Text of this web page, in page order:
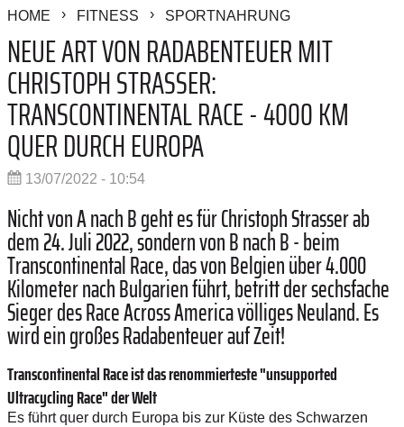
HOME FITNESS SPORTNAHRUNG
NEUE ART VON RADABENTEUER MIT
CHRISTOPH STRASSER:
TRANSCONTINENTAL RACE - 4000 KM
QUER DURCH EUROPA
13/07/2022 - 10:54
Nicht von A nach B geht es für Christoph Strasser ab
dem 24. Juli 2022, sondern von B nach B - beim
Transcontinental Race, das von Belgien über 4.000
Kilometer nach Bulgarien führt, betritt der sechsfache
Sieger des Race Across America völliges Neuland. Es
wird ein großes Radabenteuer auf Zeit!
Transcontinental Race ist das renommierteste "unsupported
Ultracycling Race" der Welt
Es führt quer durch Europa bis zur Küste des Schwarzen